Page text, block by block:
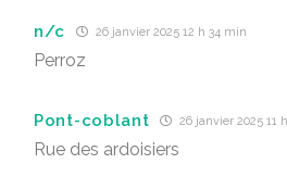
n/c 26 janvier 2025 12 h 34 min
Perroz
Pont-coblant 26 janvier 2025 11
Rue des ardoisiers